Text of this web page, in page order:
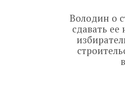
Володин о
сдавать